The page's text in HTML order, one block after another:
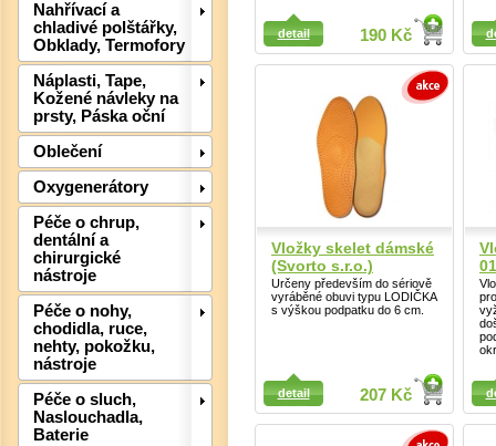
Nahřívací a
chladivé polštářky,
Obklady, Termofory
Náplasti, Tape,
Kožené návleky na
prsty, Páska oční
Oblečení
Oxygenerátory
Péče o chrup,
dentální a
chirurgické
nástroje
Péče o nohy,
chodidla, ruce,
nehty, pokožku,
nástroje
Péče o sluch,
Naslouchadla,
Baterie
190 Kč
detail
Detail
Detail
Vložky skelet dámské
(Svorto s.r.o.)
Určeny především do sériově
vyráběné obuvi typu LODIČKA
s výškou podpatku do 6 cm.
207 Kč
detail
Detail
Detail